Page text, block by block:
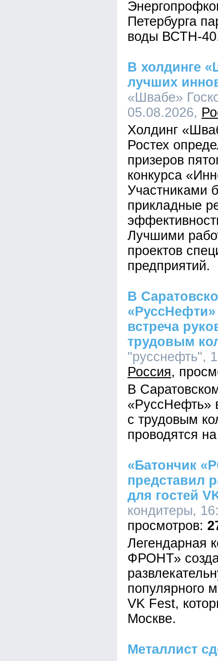
Петербурга
воды ВСТН-
В холдинге
лучших
«Швабе»
05.08.2026,
Холдинг
Ростех
призеров
конкурса
Участниками
прикладные
Лучшими
проектов
предприятий.
В
встреча
трудовым
"русснефть",
Россия
В
«РуссНефть»
с трудовым
проводятся
«Батончик
представил
для гостей
кондитеры,
Легендарная
ФРОНТ»
популярного
VK Fest,
Москве.
Металлист